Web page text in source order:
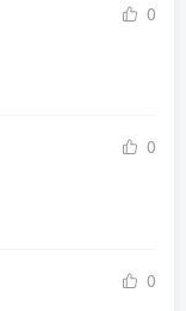
0
0
0